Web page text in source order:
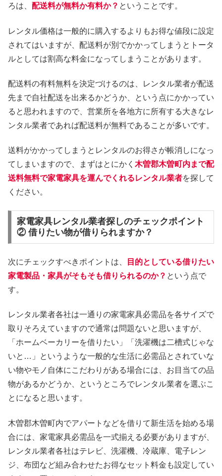
ろは、 配送料が無料か有料か？ ということです。
レンタル価格は一般的に購入するよりもお得な値段に設定
されてはいますが、配送料が別でかかってしまうとトータ
ルとしては割高な料金になってしまうことがあります。
配送料の有料無料を決定づけるのは、レンタル業者が配送
先まで自社配送を出来るかどうか、という点にかかってい
ると思われますので、営業所を各地方に所有する大きなレ
ンタル業者であれば配送料が無料であることが多いです。
送料がかかってしまうとレンタルのお得さが帳消しになっ
てしまいますので、まずはとにかく 木曽郡木曽町内まで配
送料無料で家電家具を運んでくれるレンタル業者を探して
ください。
家電家具レンタル業者探しのチェックポイント
② 借りたい物が借りられますか？
次にチェックすべきポイントは、
目的としている借りたい
家電製品・家具がそもそも借りられるのか？ という点で
す。
レンタル業者各社は一通りの家電家具必需品を各サイズで
取りそろえていますので通常は問題ないと思いますが、
「ホームベーカリーを借りたい」「洗濯機は二槽式じゃな
いと…」というような一般的な生活に必需品とされていな
い物やモノ自体にこだわりがある場合には、お目当ての品
物があるかどうか、というところでレンタル業者を選ぶこ
とになると思います。
木曽郡木曽町内でアパートなどを借りて新生活を始める場
合には、家電家具必需品を一式揃える必要がありますが、
レンタル業者各社はテレビ、洗濯機、冷蔵庫、電子レン
ジ、布団など組み合わせたお得なセット料金も設定してい